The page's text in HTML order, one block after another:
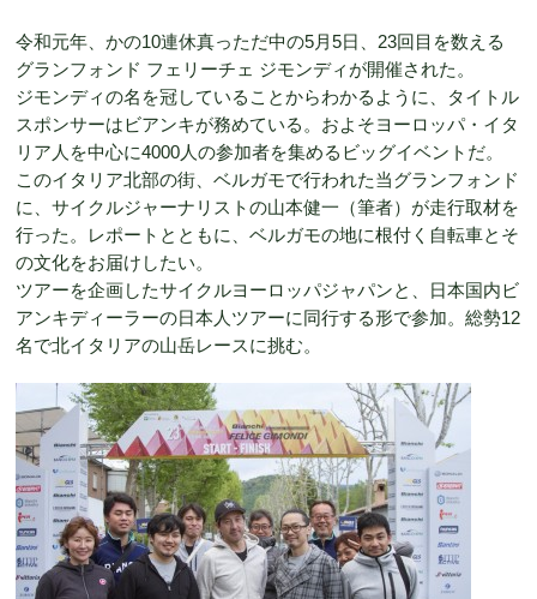
令和元年、かの10連休真っただ中の5月5日、23回目を数える
グランフォンド フェリーチェ ジモンディが開催された。
ジモンディの名を冠していることからわかるように、タイトル
スポンサーはビアンキが務めている。およそヨーロッパ・イタ
リア人を中心に4000人の参加者を集めるビッグイベントだ。
このイタリア北部の街、ベルガモで行われた当グランフォンド
に、サイクルジャーナリストの山本健一（筆者）が走行取材を
行った。レポートとともに、ベルガモの地に根付く自転車とそ
の文化をお届けしたい。
ツアーを企画したサイクルヨーロッパジャパンと、日本国内ビ
アンキディーラーの日本人ツアーに同行する形で参加。総勢12
名で北イタリアの山岳レースに挑む。